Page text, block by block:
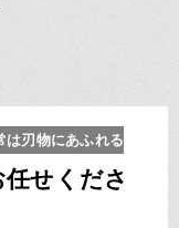
せくださ
は刃物にあふれる